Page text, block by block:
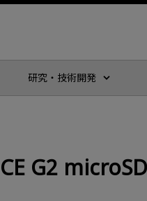
研究・技術開発
G2